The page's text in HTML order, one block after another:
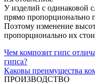
У изделий с одинаковой
прямо пропорционально
Поэтому изменение
пропорционально их
Чем композит гипс
гипса?
Каковы преимущества
ПРОИЗВОДСТВО